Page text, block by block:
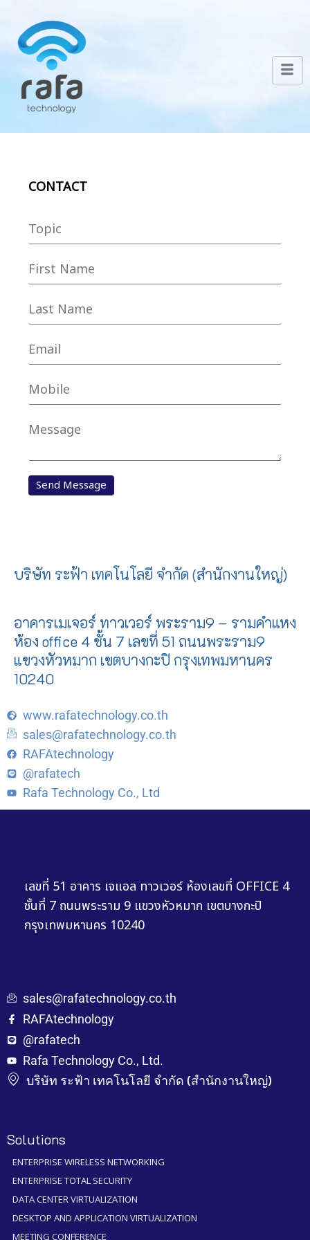
CONTACT
บริษัท ระฟ้า เทคโนโลยี จำกัด (สำนักงานใหญ่)
อาคารเมเจอร์ ทาวเวอร์ พระราม9 – รามคำแหง
ห้อง office 4 ชั้น 7 เลขที่ 51 ถนนพระราม9
แขวงหัวหมาก เขตบางกะปิ กรุงเทพมหานคร
10240
www.rafatechnology.co.th
sales@rafatechnology.co.th
RAFAtechnology
@rafatech
Rafa Technology Co., Ltd
เลขที่ 51 อาคาร เจแอล ทาวเวอร์ ห้องเลขที่ OFFICE 4
ชั้นที่ 7 ถนนพระราม 9 แขวงหัวหมาก เขตบางกะปิ
กรุงเทพมหานคร 10240
sales@rafatechnology.co.th
RAFAtechnology
@rafatech
Rafa Technology Co., Ltd.
บริษัท ระฟ้า เทคโนโลยี จำกัด (สำนักงานใหญ่)
Solutions
ENTERPRISE WIRELESS NETWORKING
ENTERPRISE TOTAL SECURITY
DATA CENTER VIRTUALIZATION
DESKTOP AND APPLICATION VIRTUALIZATION
MEETING CONFERENCE